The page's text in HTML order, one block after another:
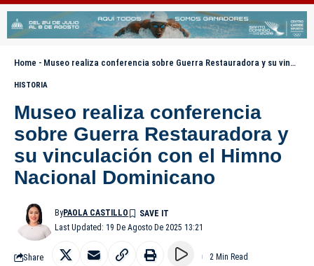
Home - Museo realiza conferencia sobre Guerra Restauradora y su vinculación con el Himno Nacional Dominicano
HISTORIA
Museo realiza conferencia
sobre Guerra Restauradora y
su vinculación con el Himno
Nacional Dominicano
Last Updated: 19 De Agosto De 2025 13:21
ByPAOLA CASTILLO
Share 2 Min Read